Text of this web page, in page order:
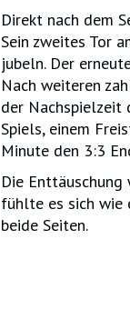
Direkt nach dem
Sein zweites Tor
jubeln. Der
Nach weiteren
der Nachspielzeit
Spiels, einem
Minute den 3:3
Die
fühlte es sich wie
beide Seiten.